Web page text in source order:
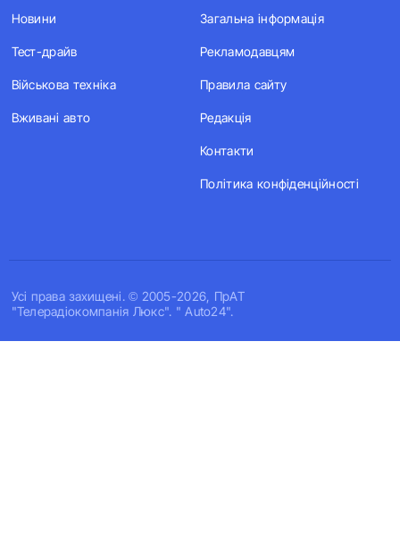
Усi права захищенi. © 2005-2026, ПрАТ
"Телерадіокомпанія Люкс". " Auto24".
Новини
Тест-драйв
Військова техніка
Вживані авто
Загальна інформація
Рекламодавцям
Правила сайту
Редакція
Контакти
Політика конфіденційності